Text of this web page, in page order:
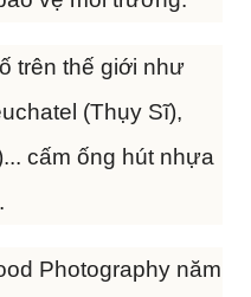
trên thế giới như
(Thụy Sĩ),
cấm ống hút nhựa
Photography năm